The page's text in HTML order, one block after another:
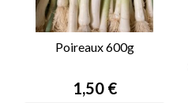
Poireaux 600g
Prix
1,50 €